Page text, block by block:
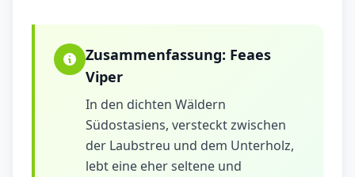
Zusammenfassung: Feaes
Viper
In den dichten Wäldern
Südostasiens, versteckt zwischen
der Laubstreu und dem Unterholz,
lebt eine eher seltene und